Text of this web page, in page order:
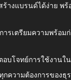
างแบรนด์ได้ง่าย พร้
รเตรียมความพร้อม
บโจทย์การใช้งานใ
ความต้องการของ